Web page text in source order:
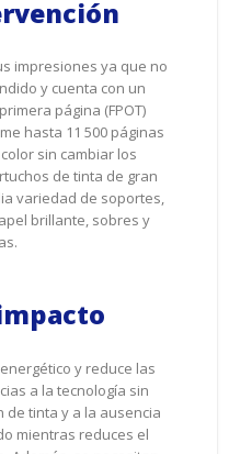
impresiones ya que no
y cuenta con un
página (FPOT)
hasta 11 500 páginas
sin cambiar los
de tinta de gran
variedad de soportes,
brillante, sobres y
y reduce las
a la tecnología sin
de tinta y a la ausencia
mientras reduces el